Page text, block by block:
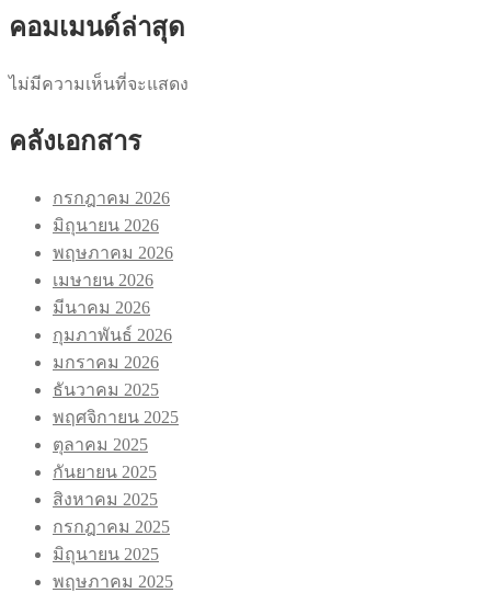
คอมเมนด์ล่าสุด
ไม่มีความเห็นที่จะแสดง
คลังเอกสาร
กรกฎาคม 2026
มิถุนายน 2026
พฤษภาคม 2026
เมษายน 2026
มีนาคม 2026
กุมภาพันธ์ 2026
มกราคม 2026
ธันวาคม 2025
พฤศจิกายน 2025
ตุลาคม 2025
กันยายน 2025
สิงหาคม 2025
กรกฎาคม 2025
มิถุนายน 2025
พฤษภาคม 2025